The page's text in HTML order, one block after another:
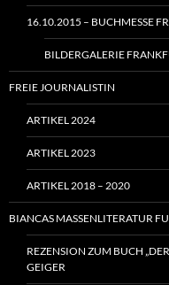
16.10.2015 – BUCHMESSE
BILDERGALERIE
FREIE JOURNALISTIN
ARTIKEL 2024
ARTIKEL 2023
ARTIKEL 2018 – 2020
BIANCAS MASSENLITERATUR
REZENSION ZUM BUCH
GEIGER